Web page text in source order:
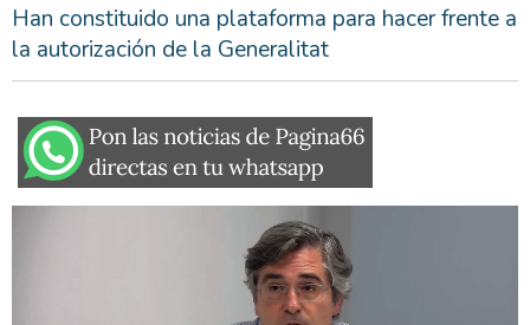
Han constituido una plataforma para hacer frente a
la autorización de la Generalitat